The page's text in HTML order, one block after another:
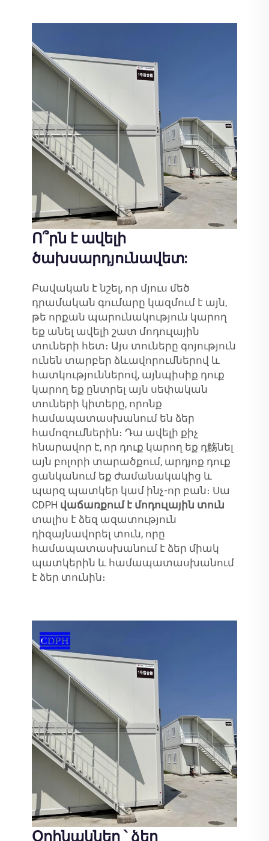
Ո՞րն է ավելի
ծախսարդյունավետ:
Բավական է նշել, որ մյուս մեծ
դրամական գումարը կազմում է այն,
թե որքան պարունակություն կարող
եք անել ավելի շատ մոդուլային
տուների հետ։ Այս տուները գոյություն
ունեն տարբեր ձևավորումներով և
հատկություններով, այնպիսիք դուք
կարող եք ընտրել այն սեփական
տուների կիտերը, որոնք
համապատասխանում են ձեր
համոզումներին։ Դա ավելի քիչ
հնարավոր է, որ դուք կարող եք դ觞նել
այն բոլորի տարածքում, արդյոք դուք
ցանկանում եք ժամանակակից և
պարզ պատկեր կամ ինչ-որ բան։ Սա
CDPH վաճառքում է մոդուլային տուն
տալիս է ձեզ ազատություն
դիզայնավորել տուն, որը
համապատասխանում է ձեր միակ
պատկերին և համապատասխանում
է ձեր տունին։
Օրինակներ ՝ ձեր